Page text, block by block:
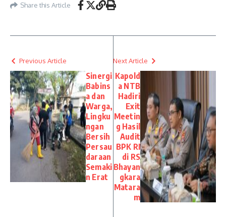
Share this Article
Previous Article
Sinergi
Babins
a dan
Warga,
Lingku
ngan
Bersih
Persau
daraan
Semaki
n Erat
Next Article
Kapold
a NTB
Hadiri
Exit
Meetin
g Hasil
Audit
BPK RI
di RS
Bhayan
gkara
Matara
m